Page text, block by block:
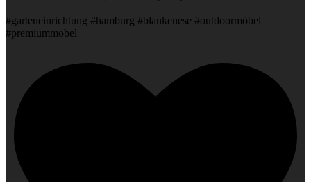
#garteneinrichtung #hamburg #blankenese #outdoormöbel
#premiummöbel